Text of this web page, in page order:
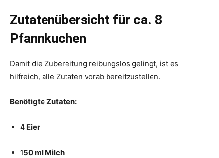
Zutatenübersicht für ca. 8
Pfannkuchen
Damit die Zubereitung reibungslos gelingt, ist es
hilfreich, alle Zutaten vorab bereitzustellen.
Benötigte Zutaten:
4 Eier
150 ml Milch